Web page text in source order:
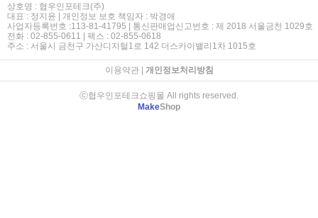
상호명 : 협우인포테크(주)
대표 : 정지윤 | 개인정보 보호 책임자 : 박경애
사업자등록번호 :113-81-41795 | 통신판매업신고번호 : 제 2018 서울금천 1029호
전화 : 02-855-0611 | 팩스 : 02-855-0618
주소 : 서울시 금천구 가산디지털1로 142 더스카이밸리1차 1015호
이용약관| 개인정보처리방침
ⓒ협우인포테크쇼핑몰 All rights reserved.
MakeShop